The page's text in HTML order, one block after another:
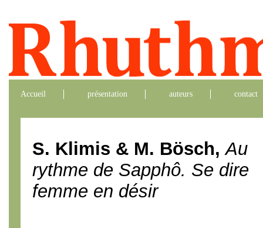
Accueil présentation auteurs contact
S. Klimis & M. Bösch,Au
rythme de Sapphô. Se dire
femme en désir